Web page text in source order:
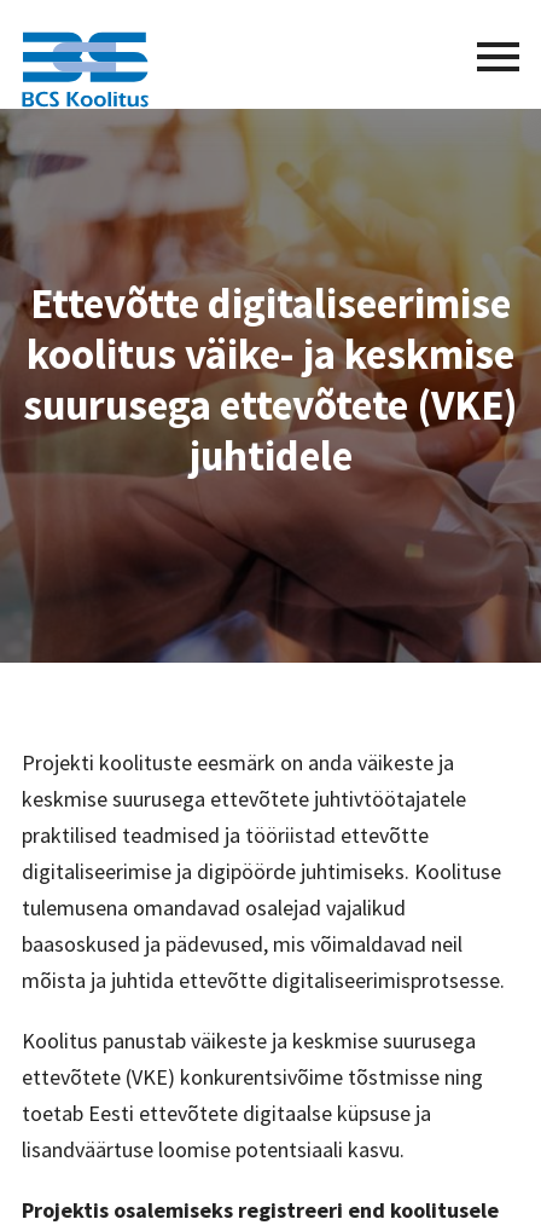
BCS
Menu
Ettevõtte digitaliseerimise
koolitus väike- ja keskmise
suurusega ettevõtete (VKE)
juhtidele
Projekti koolituste eesmärk on anda väikeste ja
keskmise suurusega ettevõtete juhtivtöötajatele
praktilised teadmised ja tööriistad ettevõtte
digitaliseerimise ja digipöörde juhtimiseks. Koolituse
tulemusena omandavad osalejad vajalikud
baasoskused ja pädevused, mis võimaldavad neil
mõista ja juhtida ettevõtte digitaliseerimisprotsesse.
Koolitus panustab väikeste ja keskmise suurusega
ettevõtete (VKE) konkurentsivõime tõstmisse ning
toetab Eesti ettevõtete digitaalse küpsuse ja
lisandväärtuse loomise potentsiaali kasvu.
Projektis osalemiseks registreeri end koolitusele